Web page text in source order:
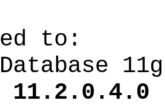
to:
11.2.0.4.0